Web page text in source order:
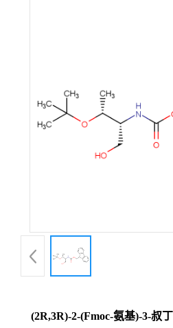
(2R,3R)-2-(Fmoc-氨基)-3-叔